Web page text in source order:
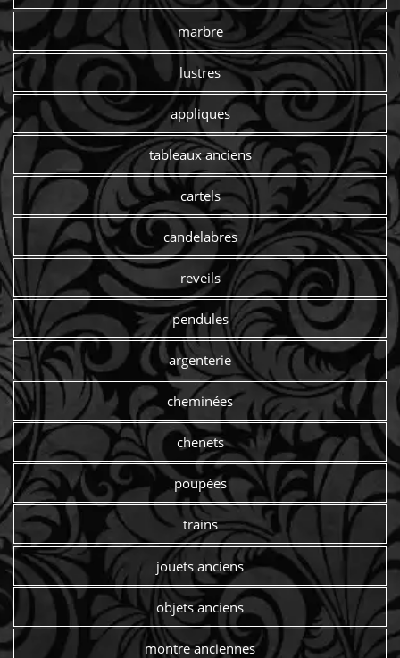
marbre
lustres
appliques
tableaux anciens
cartels
candelabres
reveils
pendules
argenterie
cheminées
chenets
poupées
trains
jouets anciens
objets anciens
montre anciennes